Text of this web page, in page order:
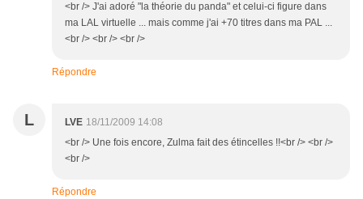
<br /> J'ai adoré "la théorie du panda" et celui-ci figure dans
ma LAL virtuelle ... mais comme j'ai +70 titres dans ma PAL ...
<br /> <br /> <br />
Répondre
L LVE 18/11/2009 14:08
<br /> Une fois encore, Zulma fait des étincelles !!<br /> <br />
<br />
Répondre